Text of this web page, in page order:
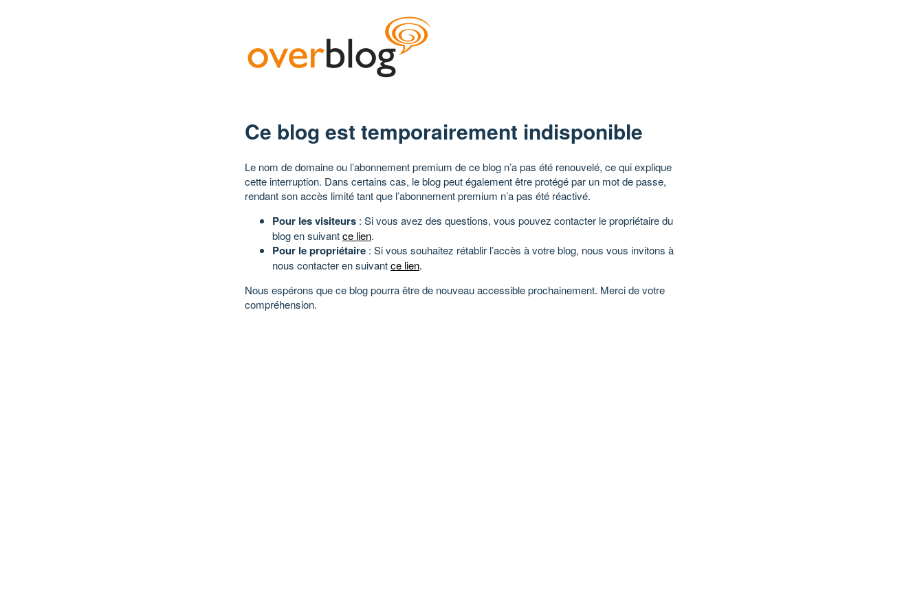
Ce blog est temporairement indisponible
Le nom de domaine ou l’abonnement premium de ce blog n’a pas été renouvelé, ce qui explique
cette interruption. Dans certains cas, le blog peut également être protégé par un mot de passe,
rendant son accès limité tant que l’abonnement premium n’a pas été réactivé.
Pour les visiteurs : Si vous avez des questions, vous pouvez contacter le propriétaire du
blog en suivantce lien.
Pour le propriétaire : Si vous souhaitez rétablir l’accès à votre blog, nous vous invitons à
nous contacter en suivantce lien.
Nous espérons que ce blog pourra être de nouveau accessible prochainement. Merci de votre
compréhension.